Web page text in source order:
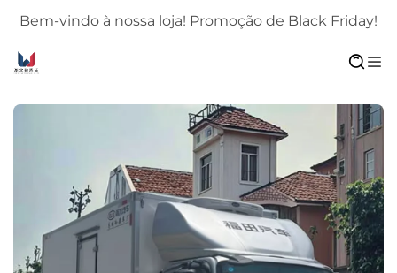
Bem-vindo à nossa loja! Promoção de Black Friday!